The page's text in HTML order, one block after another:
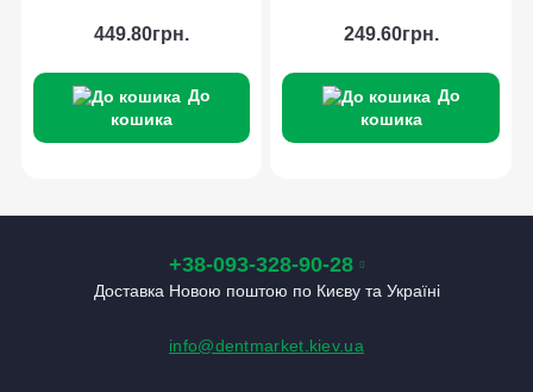
449.80грн.
До
кошика
249.60грн.
До
кошика
+38-093-328-90-28
Доставка Новою поштою по Києву та Україні
info@dentmarket.kiev.ua